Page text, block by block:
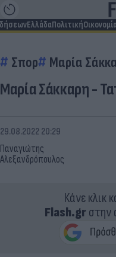
ΕλλάδαΠολιτική
Σπορ Μαρία
Μαρία Σάκκαρη -
Παναγιώτης
Αλεξανδρόπουλος
29.08.2022 20:29
Κάνε κλικ
Flash.grστην